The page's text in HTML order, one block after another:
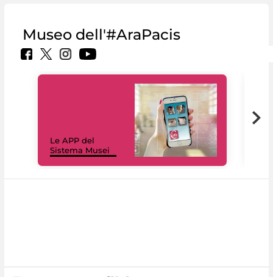
Museo dell'#AraPacis
Le APP del
Sistema Musei